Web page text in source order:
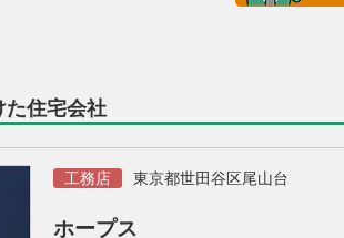
た住宅会社
工務店 東京都世田谷区尾山台
ホープス